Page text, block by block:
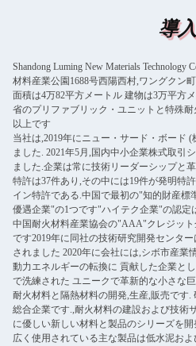
導入
Shandong Luming New Materials
材料産業公園1688号西陽西村,ワングクン
面積は4万82平方メートル 建物は3万平方
省のプリファブリック・ユニットと特殊
以上です
当社は,2019年にニュー・サード・ボード (
ました. 2021年5月,国内中小企業株式取引
ました.企業は常に技術リーダーシップと
特許は37件あり,その中には19件が発明特
イン特許である.中国で最初の"知的財産
優遇企業"の1つです"ハイテク企業"の認定
中国耐火材料産業協会の"AAA"クレジッ
です2019年に同社の技術研究開発センタ
されました 2020年に会社には,シボ市産業
動力エネルギーの転換に 貢献した企業と
で洗練された ユニークで革新的な小さな
耐火材料と隔熱材料の開発,生産,販売です.
総合企業です.,耐火材料の建設および技術
に優しい新しい材料と製品のシリーズを
広く使用されている主な製品は低水泥お